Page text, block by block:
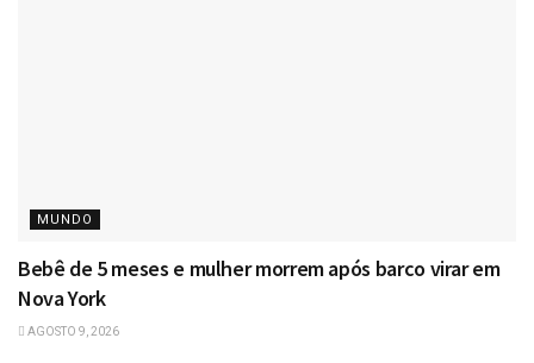
MUNDO
Bebê de 5 meses e mulher morrem após barco virar em
Nova York
AGOSTO 9, 2026